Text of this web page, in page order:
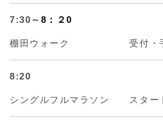
7:30～ 8：２0
棚田ウォーク 受付・手
8:20
シングルフルマラソン スター